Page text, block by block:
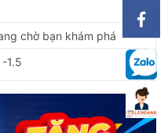
chờ bạn khám phá
1.5